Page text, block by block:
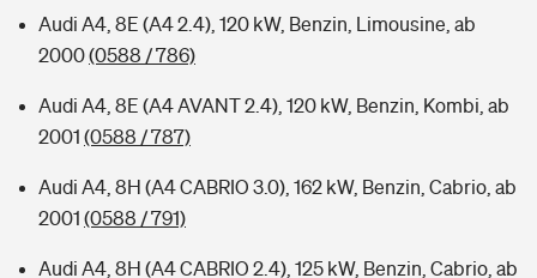
Audi A4, 8E (A4 2.4), 120 kW, Benzin, Limousine, ab
2000(0588 / 786)
Audi A4, 8E (A4 AVANT 2.4), 120 kW, Benzin, Kombi, ab
2001 (0588 / 787)
Audi A4, 8H (A4 CABRIO 3.0), 162 kW, Benzin, Cabrio, ab
2001 (0588 / 791)
Audi A4, 8H (A4 CABRIO 2.4), 125 kW, Benzin, Cabrio, ab